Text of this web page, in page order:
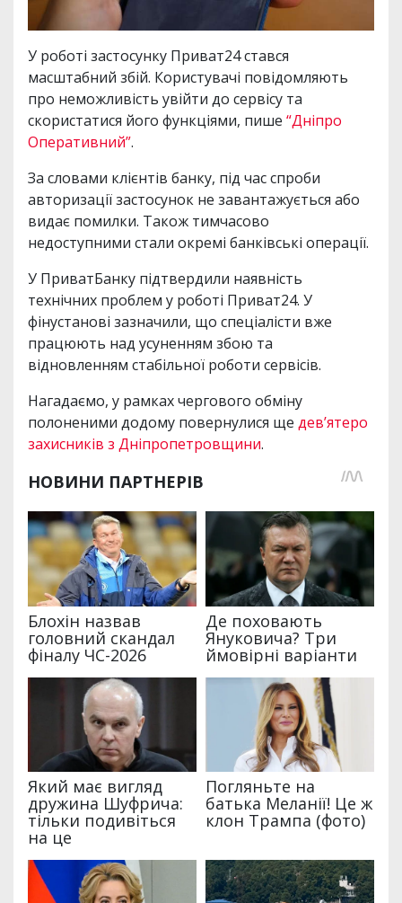
У роботі застосунку Приват24 стався
масштабний збій. Користувачі повідомляють
про неможливість увійти до сервісу та
скористатися його функціями, пише “Дніпро
Оперативний”.
За словами клієнтів банку, під час спроби
авторизації застосунок не завантажується або
видає помилки. Також тимчасово
недоступними стали окремі банківські операції.
У ПриватБанку підтвердили наявність
технічних проблем у роботі Приват24. У
фінустанові зазначили, що спеціалісти вже
працюють над усуненням збою та
відновленням стабільної роботи сервісів.
Нагадаємо, у рамках чергового обміну
полоненими додому повернулися ще дев’ятеро
захисників з Дніпропетровщини.